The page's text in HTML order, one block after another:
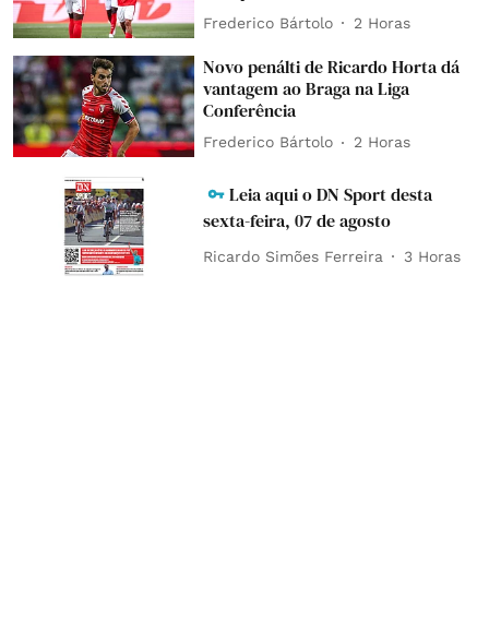
Frederico Bártolo 2 Horas
Novo penálti de Ricardo Horta dá
vantagem ao Braga na Liga
Conferência
Frederico Bártolo 2 Horas
Leia aqui o DN Sport desta
sexta-feira, 07 de agosto
Ricardo Simões Ferreira 3 Horas